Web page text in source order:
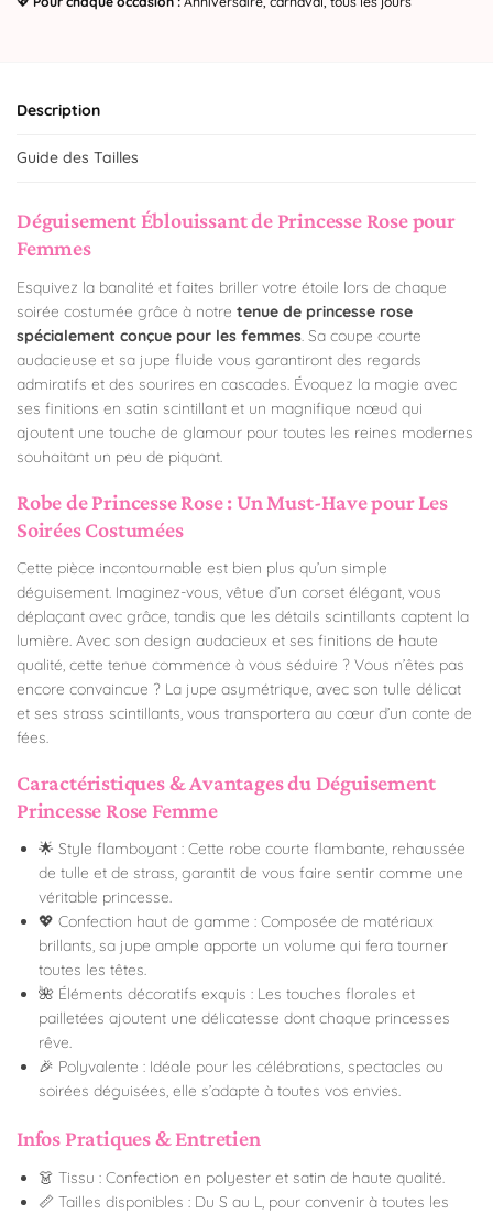
Description
Guide des Tailles
Déguisement Éblouissant de Princesse Rose pour
Femmes
Esquivez la banalité et faites briller votre étoile lors de chaque
soirée costumée grâce à notre tenue de princesse rose
spécialement conçue pour les femmes . Sa coupe courte
audacieuse et sa jupe fluide vous garantiront des regards
admiratifs et des sourires en cascades. Évoquez la magie avec
ses finitions en satin scintillant et un magnifique nœud qui
ajoutent une touche de glamour pour toutes les reines modernes
souhaitant un peu de piquant.
Robe de Princesse Rose : Un Must-Have pour Les
Soirées Costumées
Cette pièce incontournable est bien plus qu’un simple
déguisement. Imaginez-vous, vêtue d’un corset élégant, vous
déplaçant avec grâce, tandis que les détails scintillants captent la
lumière. Avec son design audacieux et ses finitions de haute
qualité, cette tenue commence à vous séduire ? Vous n’êtes pas
encore convaincue ? La jupe asymétrique, avec son tulle délicat
et ses strass scintillants, vous transportera au cœur d’un conte de
fées.
Caractéristiques & Avantages du Déguisement
Princesse Rose Femme
🌟 Style flamboyant : Cette robe courte flambante, rehaussée
de tulle et de strass, garantit de vous faire sentir comme une
véritable princesse.
💖 Confection haut de gamme : Composée de matériaux
brillants, sa jupe ample apporte un volume qui fera tourner
toutes les têtes.
🌺 Éléments décoratifs exquis : Les touches florales et
pailletées ajoutent une délicatesse dont chaque princesses
rêve.
🎉 Polyvalente : Idéale pour les célébrations, spectacles ou
soirées déguisées, elle s’adapte à toutes vos envies.
Infos Pratiques & Entretien
👗 Tissu : Confection en polyester et satin de haute qualité.
📏 Tailles disponibles : Du S au L, pour convenir à toutes les